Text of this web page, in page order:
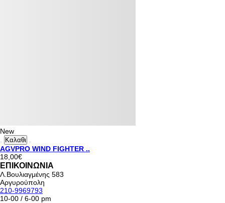
New
Καλαθι
AGVPRO WIND FIGHTER ..
18,00€
ΕΠΙΚΟΙΝΩΝΙΑ
Λ.Βουλιαγμένης 583
Αργυρούπολη
210-9969793
10-00 / 6-00 pm